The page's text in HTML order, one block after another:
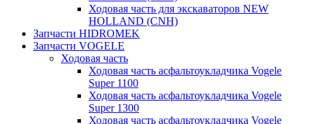
Ходовая часть для экскаваторов NEW
HOLLAND (CNH)
Запчасти HIDROMEK
Запчасти VOGELE
Ходовая часть
Ходовая часть асфальтоукладчика Vogele
Super 1100
Ходовая часть асфальтоукладчика Vogele
Super 1300
Ходовая часть асфальтоукладчика Vogele